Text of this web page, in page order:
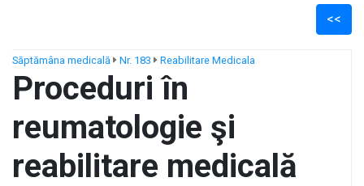
<<
Săptămâna medicală Nr. 183 Reabilitare Medicala
Proceduri în
reumatologie şi
reabilitare medicală